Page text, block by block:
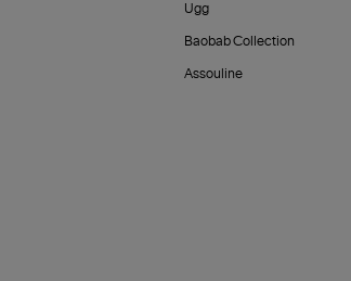
Ugg
Baobab Collection
Assouline